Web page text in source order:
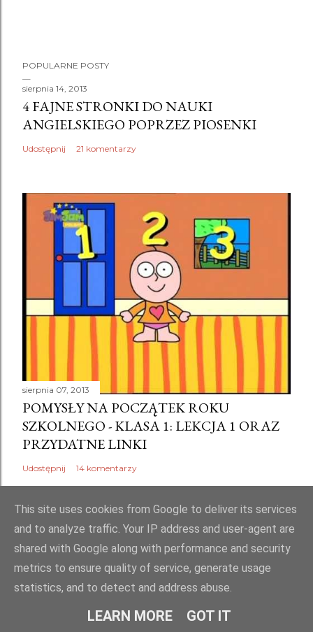
r
z
e
ś
l
k
POPULARNE POSTY
sierpnia 14, 2013
4 FAJNE STRONKI DO NAUKI
ANGIELSKIEGO POPRZEZ PIOSENKI
Udostępnij 21 komentarzy
sierpnia 07, 2013
POMYSŁY NA POCZĄTEK ROKU
SZKOLNEGO - KLASA 1: LEKCJA 1 ORAZ
PRZYDATNE LINKI
Udostępnij 14 komentarzy
Obsługiwane przez usługę Blogger
Copyright by Rubella. Wszelkie prawa zastrzeżone. Ikonki społecznościowe
by DigitAm z Pngtree
This site uses cookies from Google to deliver its services
and to analyze traffic. Your IP address and user-agent are
shared with Google along with performance and security
metrics to ensure quality of service, generate usage
statistics, and to detect and address abuse.
LEARN MORE GOT IT